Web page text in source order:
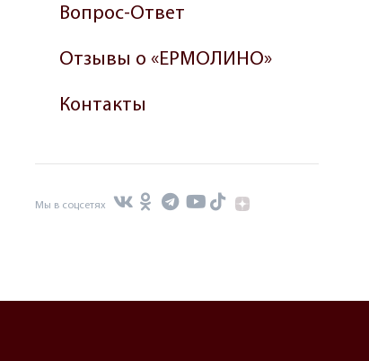
Вопрос-Ответ
Отзывы о «ЕРМОЛИНО»
Контакты
Мы в соцсетях